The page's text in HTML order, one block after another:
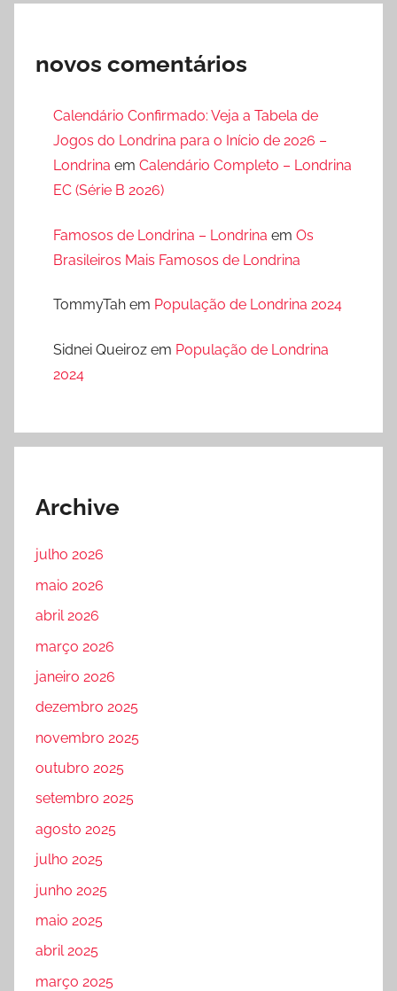
novos comentários
Calendário Confirmado: Veja a Tabela de
Jogos do Londrina para o Início de 2026 –
Londrina em Calendário Completo – Londrina
EC (Série B 2026)
Famosos de Londrina – Londrina em Os
Brasileiros Mais Famosos de Londrina
TommyTah em População de Londrina 2024
Sidnei Queiroz em População de Londrina
2024
Archive
julho 2026
maio 2026
abril 2026
março 2026
janeiro 2026
dezembro 2025
novembro 2025
outubro 2025
setembro 2025
agosto 2025
julho 2025
junho 2025
maio 2025
abril 2025
março 2025